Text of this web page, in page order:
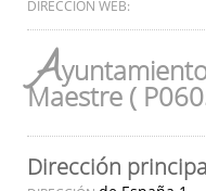
DIRECCIÓN WEB:
A
Maestre (
Dirección